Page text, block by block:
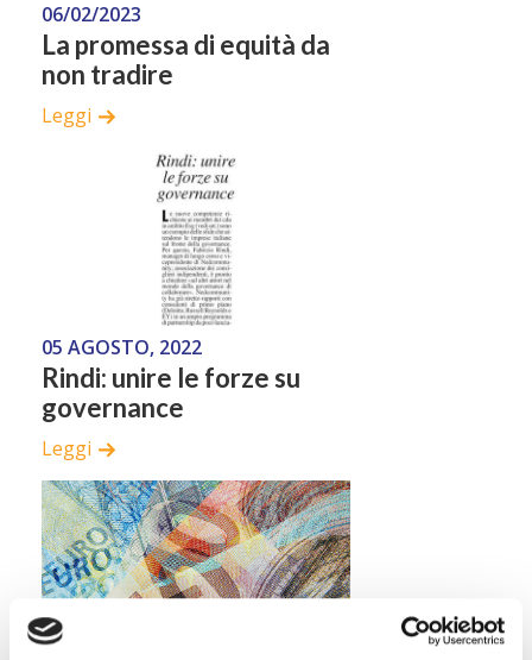
06/02/2023
La promessa di equità da
non tradire
Leggi
05 AGOSTO, 2022
Rindi: unire le forze su
governance
Leggi